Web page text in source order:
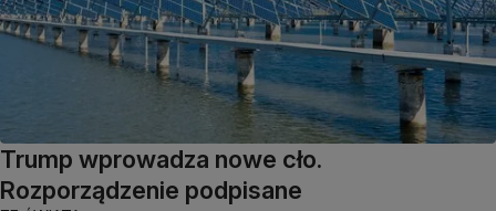
Trump wprowadza nowe cło.
Rozporządzenie podpisane